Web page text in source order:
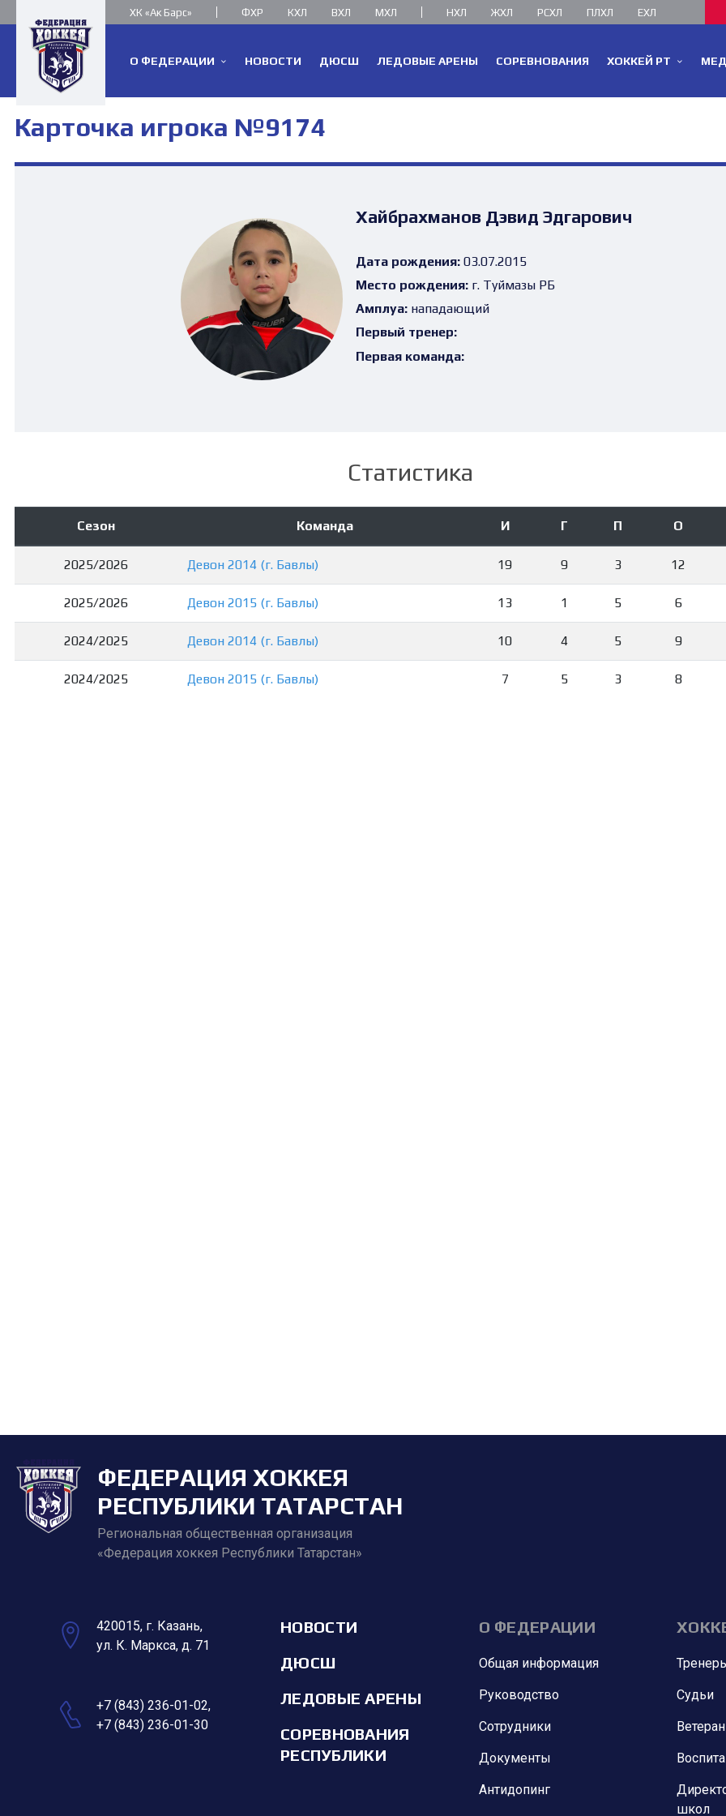
ХК «Ак Барс» ФХР КХЛ ВХЛ МХЛ НХЛ ЖХЛ РСХЛ ПЛХЛ ЕХЛ
О ФЕДЕРАЦИИ НОВОСТИ ДЮСШ ЛЕДОВЫЕ АРЕНЫ СОРЕВНОВАНИЯ ХОККЕЙ РТ
Карточка игрока №9174
Хайбрахманов Дэвид Эдгарович
Дата рождения:03.07.2015
Место рождения:г. Туймазы РБ
Амплуа:нападающий
Первый тренер:
Первая команда:
Статистика
Сезон Команда И Г П О
2025/2026 Девон 2014 (г. Бавлы) 19 9 3 12
2025/2026 Девон 2015 (г. Бавлы) 13 1 5 6
2024/2025 Девон 2014 (г. Бавлы) 10 4 5 9
2024/2025 Девон 2015 (г. Бавлы) 7 5 3 8
ФЕДЕРАЦИЯ ХОККЕЯ
РЕСПУБЛИКИ ТАТАРСТАН
Региональная общественная организация
«Федерация хоккея Республики Татарстан»
420015, г. Казань,
ул. К. Маркса, д. 71
+7 (843) 236-01-02,
+7 (843) 236-01-30
НОВОСТИ
ДЮСШ
ЛЕДОВЫЕ АРЕНЫ
СОРЕВНОВАНИЯ
РЕСПУБЛИКИ
О ФЕДЕРАЦИИ
Общая информация
Руководство
Сотрудники
Документы
Антидопинг
Судьи
школ